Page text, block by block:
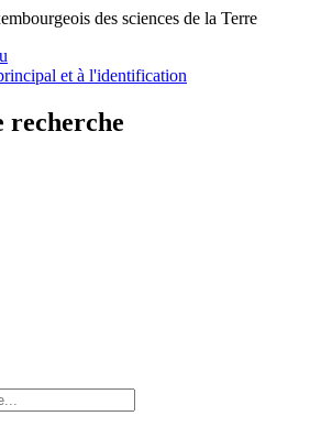
des sciences de la Terre
et à l'identification
recherche